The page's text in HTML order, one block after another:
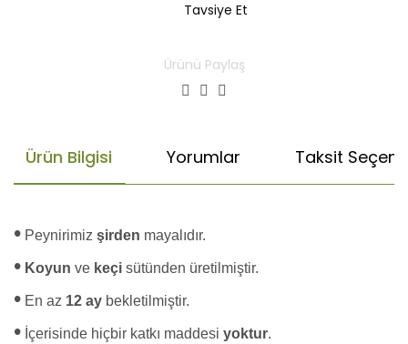
Tavsiye Et
Ürünü Paylaş
Ürün Bilgisi Yorumlar Taksit
• Peynirimiz şirden mayalıdır.
• Koyun ve keçi sütünden üretilmiştir.
• En az 12 ay bekletilmiştir.
• İçerisinde hiçbir katkı maddesi yoktur.